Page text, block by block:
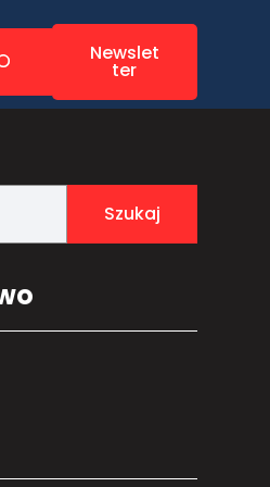
Newslet
ter
Szukaj